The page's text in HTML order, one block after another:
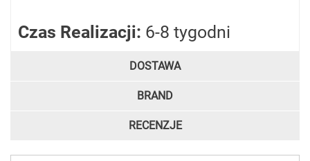
Czas Realizacji: 6-8 tygodni
DOSTAWA
BRAND
RECENZJE